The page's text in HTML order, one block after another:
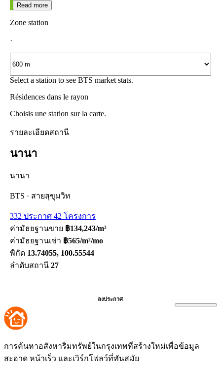
Read more
Zone station
·
Select a station to see BTS market stats.
Résidences dans le rayon
Choisis une station sur la carte.
รายละเอียดสถานี
นานา
นานา
BTS · สายสุขุมวิท
332 ประกาศ 42 โครงการ
ค่ามัธยฐานขาย ฿134,243/m²
ค่ามัธยฐานเช่า ฿565/m²/mo
พิกัด 13.74055, 100.55544
ลำดับสถานี 27
ลงประกาศ
การค้นหาอสังหาริมทรัพย์ในกรุงเทพที่สร้างใหม่เพื่อข้อมูล
สะอาด หน้าเร็ว และเวิร์กโฟลว์ที่ทันสมัย